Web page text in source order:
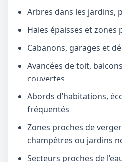
Arbres dans les jardins,
Haies épaisses et zones
Cabanons, garages et
Avancées de toit,
couvertes
Abords d’habitations,
fréquentés
Zones proches de
champêtres ou jardins
Secteurs proches de